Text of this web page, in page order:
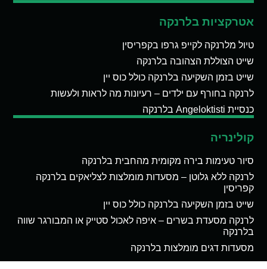
אטרקציות בלרנקה
טיול מלרנקה לקייפ גרפו בקפריסין
שייט הצוללת הצהובה בלרנקה
שייט בזמן השקיעה בלרנקה כולל כוס יין
לרנקה בחורף עם ילדים – רעיונות מה לראות ולעשות
כנסיית Angeloktisti בלרנקה
קולינריה
סיור טעימות בירה מקומית מהחבית בלרנקה
לרנקה ללא גלוטן – מסעדות מומלצות לצליאקים בלרנקה
קפריסין
שייט בזמן השקיעה בלרנקה כולל כוס יין
לרנקה מסעדת בשרים – איפה לאכול סטייק או המבורגר שווה
בלרנקה
מסעדות דגים מומלצות בלרנקה